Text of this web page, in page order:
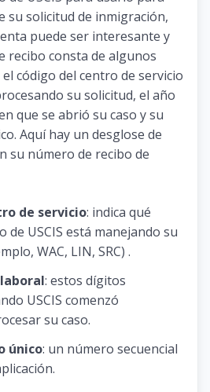
su solicitud de inmigración,
puede ser interesante y
recibo consta de algunos
código del centro de servicio
su solicitud, el año
que se abrió su caso y su
Aquí hay un desglose de
su número de recibo de
de servicio: indica qué
de USCIS está manejando su
WAC, LIN, SRC) .
: estos dígitos
USCIS comenzó
su caso.
único: un número secuencial